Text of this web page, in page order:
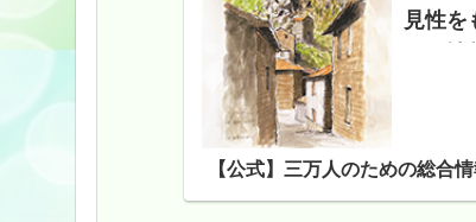
見性を
【公式】三万人のための総合